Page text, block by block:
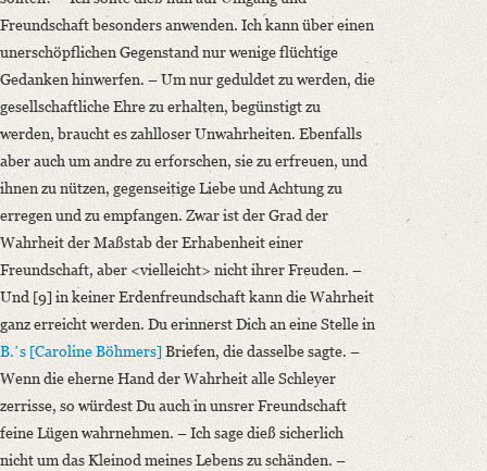
Freundschaft besonders anwenden. Ich kann über einen
unerschöpflichen Gegenstand nur wenige flüchtige
Gedanken hinwerfen. – Um nur geduldet zu werden, die
gesellschaftliche Ehre zu erhalten, begünstigt zu
werden, braucht es zahlloser Unwahrheiten. Ebenfalls
aber auch um andre zu erforschen, sie zu erfreuen, und
ihnen zu nützen, gegenseitige Liebe und Achtung zu
erregen und zu empfangen. Zwar ist der Grad der
Wahrheit der Maßstab der Erhabenheit einer
Freundschaft, aber <vielleicht> nicht ihrer Freuden. –
Und [9] in keiner Erdenfreundschaft kann die Wahrheit
ganz erreicht werden. Du erinnerst Dich an eine Stelle in
B.ʼs [Caroline Böhmers]Briefen, die dasselbe sagte. –
Wenn die eherne Hand der Wahrheit alle Schleyer
zerrisse, so würdest Du auch in unsrer Freundschaft
feine Lügen wahrnehmen. – Ich sage dieß sicherlich
nicht um das Kleinod meines Lebens zu schänden. –